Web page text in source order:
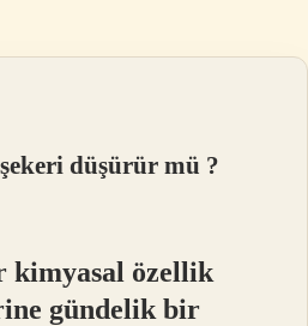
düşürür mü ?
kimyasal özellik
gündelik bir